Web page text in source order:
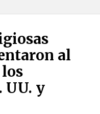
al
UU. y